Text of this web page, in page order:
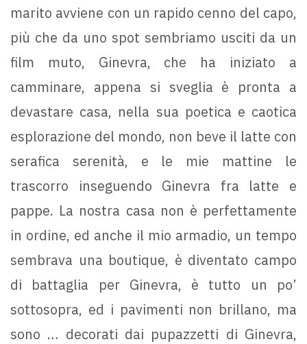
marito avviene con un rapido cenno del capo,
più che da uno spot sembriamo usciti da un
film muto, Ginevra, che ha iniziato a
camminare, appena si sveglia è pronta a
devastare casa, nella sua poetica e caotica
esplorazione del mondo, non beve il latte con
serafica serenità, e le mie mattine le
trascorro inseguendo Ginevra fra latte e
pappe. La nostra casa non è perfettamente
in ordine, ed anche il mio armadio, un tempo
sembrava una boutique, è diventato campo
di battaglia per Ginevra, è tutto un po’
sottosopra, ed i pavimenti non brillano, ma
sono … decorati dai pupazzetti di Ginevra,